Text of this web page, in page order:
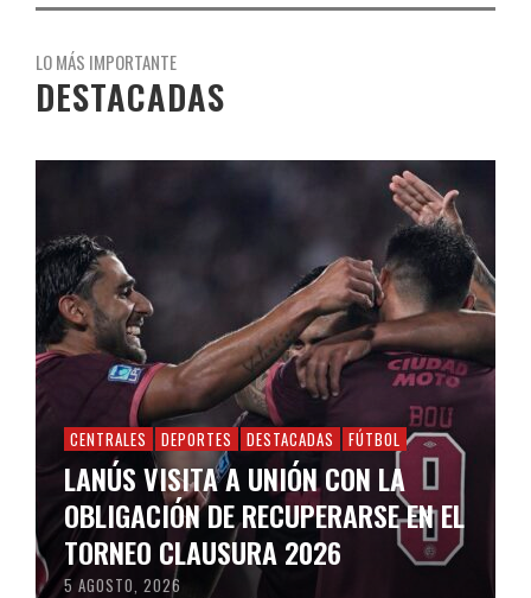
LO MÁS IMPORTANTE
DESTACADAS
CENTRALES DEPORTES DESTACADAS FÚTBOL
LANÚS VISITA A UNIÓN CON LA
OBLIGACIÓN DE RECUPERARSE EN EL
TORNEO CLAUSURA 2026
5 AGOSTO, 2026